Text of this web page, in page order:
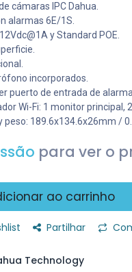
cámaras IPC Dahua.
alarmas 6E/1S.
y Standard POE.
incorporados.
puerto de entrada de
Wi-Fi: 1 monitor principal,
peso: 189.6x134.6x26mm /
para ver o
ao carrinho
Partilhar
Technology